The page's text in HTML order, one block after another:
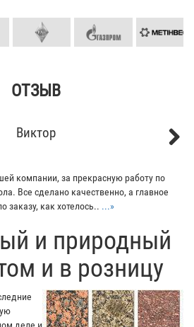
ОТЗЫВ
по
Мой отец заказывал плитку из
всего понравилось -
и природный
и в розницу